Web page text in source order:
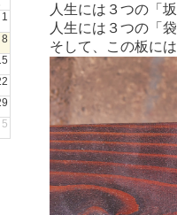
1
8
5
人生には３つの「
人生には３つの「
そして、この板に